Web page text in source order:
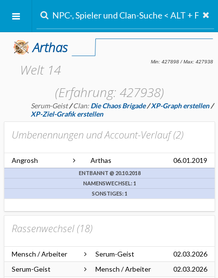
Arthas
Welt 14
(Erfahrung: 427938)
Serum-Geist/Clan: Die Chaos Brigade /XP-Graph erstellen/
XP-Ziel-Grafik erstellen
Umbenennungen und Account-Verlauf (2)
Angrosh Arthas 06.01.2019
ENTBANNT @ 20.10.2018
NAMENSWECHSEL: 1
SONSTIGES: 1
Rassenwechsel (18)
Mensch / Arbeiter Serum-Geist
02.03.2026
Serum-Geist
Mensch / Arbeiter
02.03.2026